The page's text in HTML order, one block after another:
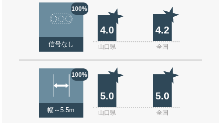
100%
信号なし
4.0 4.2
山口県 全国
100%
幅～5.5m
5.0 5.0
山口県 全国